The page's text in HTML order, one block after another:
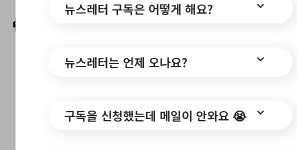
👩‍💼 신청기간👨‍💼
상시신청
📍 지원대상
뉴스레터 구독은 어떻게 해요?
뉴스레터는 언제 오나요?
구독을 신청했는데 메일이 안와요 😭